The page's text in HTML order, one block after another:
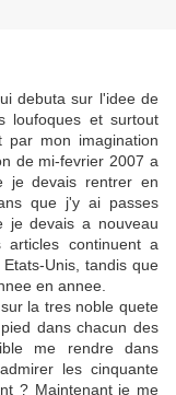
debuta sur l'idee de
loufoques et surtout
par mon imagination
de mi-fevrier 2007 a
je devais rentrer en
que j'y ai passes
je devais a nouveau
continuent a
Unis, tandis que
en annee.
la tres noble quete
dans chacun des
me rendre dans
les cinquante
? Maintenant je me